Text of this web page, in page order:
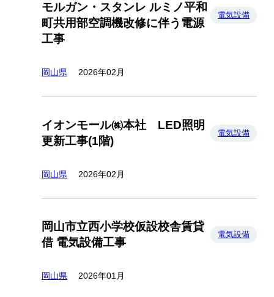
モルガン・スタンレ ルミノ平和
町共用部空調機改修に伴う電源
工事
電気設備
岡山県 2026年02月
イオンモール㈱本社 LED照明
更新工事(1階)
電気設備
岡山県 2026年02月
岡山市立西小学校仮設校舎賃貸
借 電気設備工事
電気設備
岡山県 2026年01月